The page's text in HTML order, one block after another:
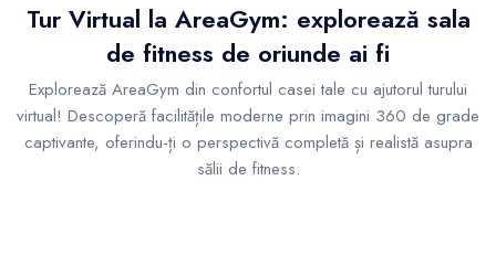
Tur Virtual la AreaGym: explorează sala
de fitness de oriunde ai fi
Explorează AreaGym din confortul casei tale cu ajutorul turului
virtual! Descoperă facilitățile moderne prin imagini 360 de grade
captivante, oferindu-ți o perspectivă completă și realistă asupra
sălii de fitness.